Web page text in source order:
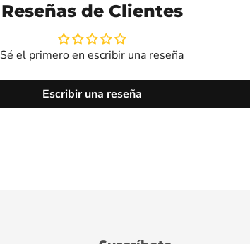
Reseñas de Clientes
Sé el primero en escribir una reseña
Escribir una reseña